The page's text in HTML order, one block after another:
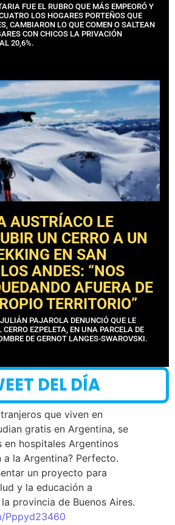
FUE EL RUBRO QUE MÁS EMPEORÓ Y
LOS HOGARES PORTEÑOS QUE
CAMBIARON LO QUE COMEN O SALTEAN
CON CHICOS LA PRIVACIÓN
20,6%.
AUSTRÍACO LE
UN CERRO A UN
EN SAN
ANDES: “NOS
AFUERA DE
TERRITORIO”
PAJAROLA DENUNCIÓ QUE LE
EZPELETA, EN UNA PARCELA DE
DE GERNOT LANGES-SWAROVSKI.
DEL DÍA
que viven en
gratis en Argentina, se
en hospitales Argentinos
a la Argentina? Perfecto.
un proyecto para
y la educación a
provincia de Buenos Aires.
Pppyd23460